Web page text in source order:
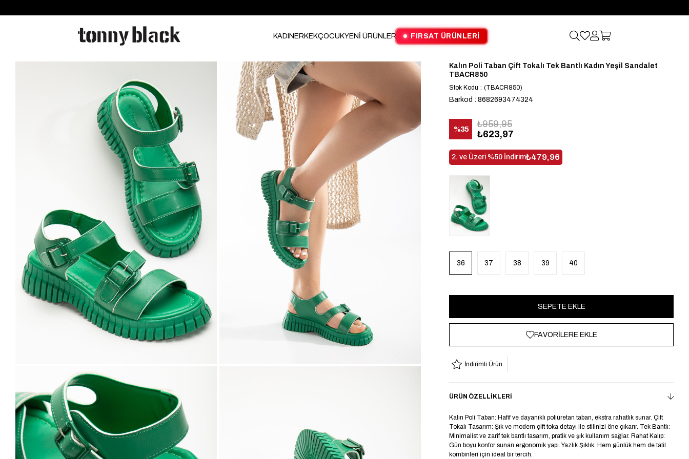
KADINERKEKÇOCUKYENİ ÜRÜNLER FIRSAT ÜRÜNLERİ
Kalın Poli Taban Çift Tokalı Tek Bantlı Kadın Yeşil Sandalet
TBACR850
Stok Kodu (TBACR850)
Barkod : 8682693474324
%35
İndirim
₺959,95
₺623,97
2. ve Üzeri %50 İndirim₺479,96
36 37 38 39 40
FAVORILERE EKLE
İndirimli Ürün
ÜRÜN ÖZELLIKLERI
Kalın Poli Taban: Hafif ve dayanıklı poliüretan taban, ekstra rahatlık sunar. Çift
Tokalı Tasarım: Şık ve modern çift toka detayı ile stilinizi öne çıkarır. Tek Bantlı:
Minimalist ve zarif tek bantlı tasarım, pratik ve şık kullanım sağlar. Rahat Kalıp:
Gün boyu konfor sunan ergonomik yapı. Yazlık Şıklık: Hem günlük hem de tatil
kombinleri için ideal bir tercih.